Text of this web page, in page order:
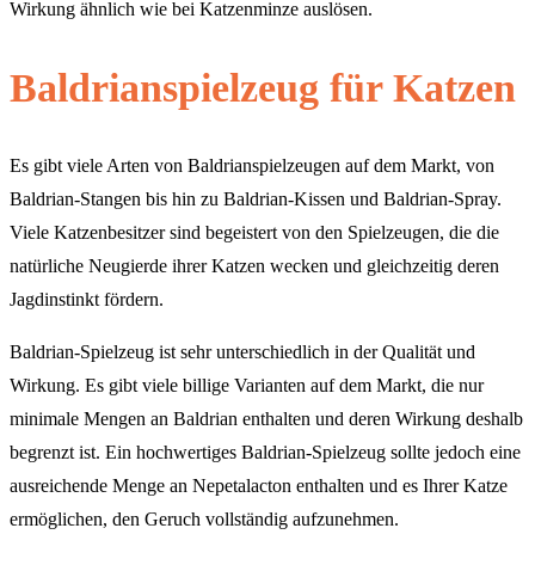
Wirkung ähnlich wie bei Katzenminze auslösen.
Baldrianspielzeug für Katzen
Es gibt viele Arten von Baldrianspielzeugen auf dem Markt, von
Baldrian-Stangen bis hin zu Baldrian-Kissen und Baldrian-Spray.
Viele Katzenbesitzer sind begeistert von den Spielzeugen, die die
natürliche Neugierde ihrer Katzen wecken und gleichzeitig deren
Jagdinstinkt fördern.
Baldrian-Spielzeug ist sehr unterschiedlich in der Qualität und
Wirkung. Es gibt viele billige Varianten auf dem Markt, die nur
minimale Mengen an Baldrian enthalten und deren Wirkung deshalb
begrenzt ist. Ein hochwertiges Baldrian-Spielzeug sollte jedoch eine
ausreichende Menge an Nepetalacton enthalten und es Ihrer Katze
ermöglichen, den Geruch vollständig aufzunehmen.